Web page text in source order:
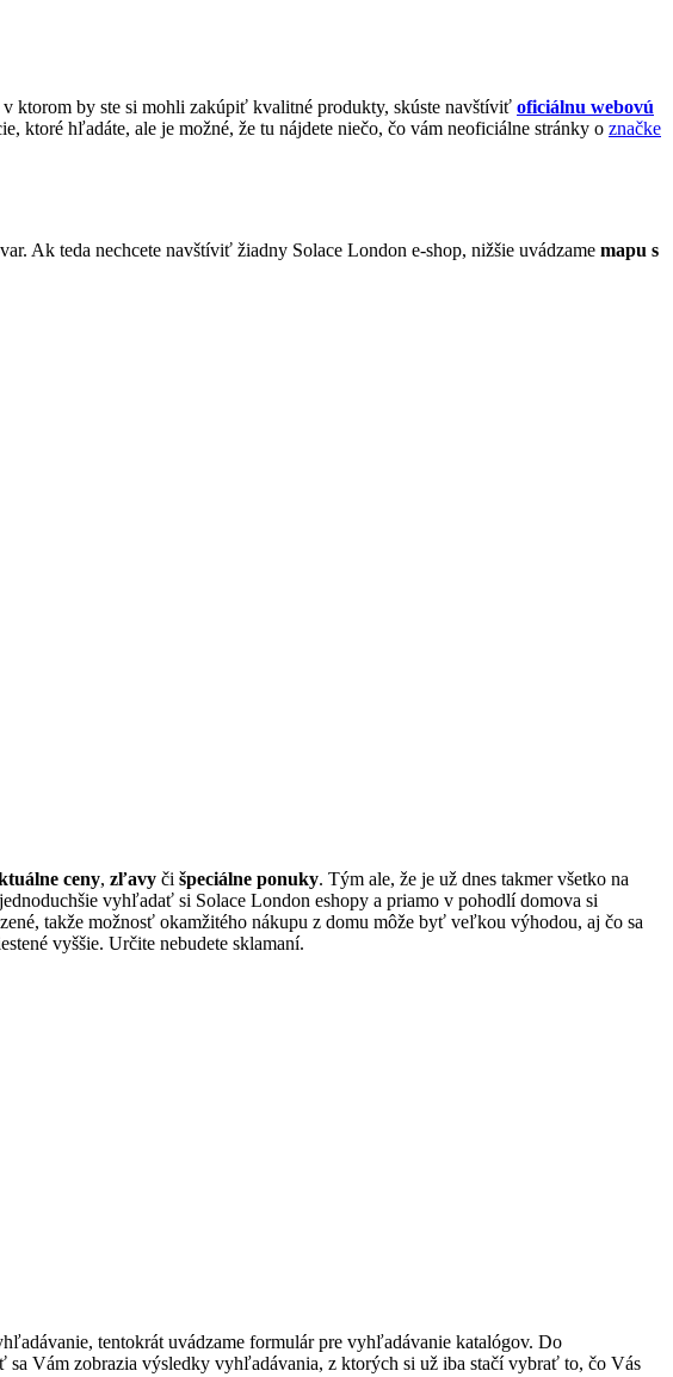
ktorom by ste si mohli zakúpiť kvalitné produkty, skúste navštíviť oficiálnu webovú
ktoré hľadáte, ale je možné, že tu nájdete niečo, čo vám neoficiálne stránky o značke
Ak teda nechcete navštíviť žiadny Solace London e-shop, nižšie uvádzame mapu s
ceny, zľavy či špeciálne ponuky. Tým ale, že je už dnes takmer všetko na
vyhľadať si Solace London eshopy a priamo v pohodlí domova si
takže možnosť okamžitého nákupu z domu môže byť veľkou výhodou, aj čo sa
vyššie. Určite nebudete sklamaní.
tentokrát uvádzame formulár pre vyhľadávanie katalógov. Do
sa Vám zobrazia výsledky vyhľadávania, z ktorých si už iba stačí vybrať to, čo Vás